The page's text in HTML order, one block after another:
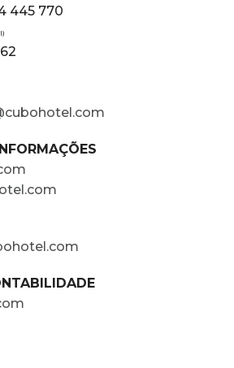
445 770